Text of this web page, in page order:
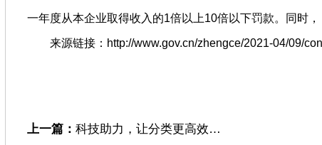
一年度从本企业取得收入的1倍以上10倍以下罚款。同时
来源链接：http://www.gov.cn/zhengce/2021-04/09/
上一篇： 科技助力，让分类更高效…